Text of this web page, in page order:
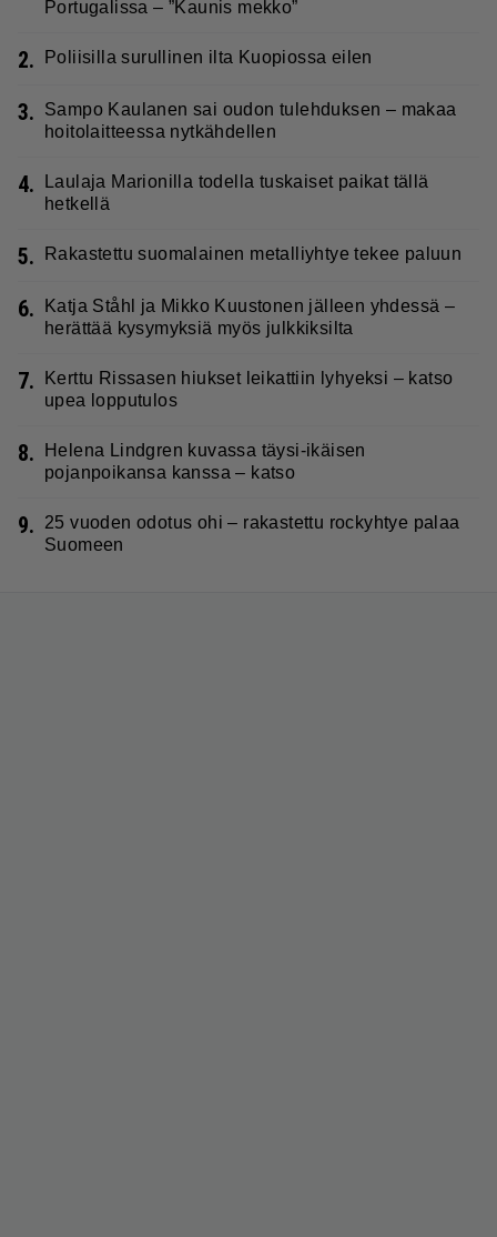
Portugalissa – ”Kaunis mekko”
2. Poliisilla surullinen ilta Kuopiossa eilen
3.
Sampo Kaulanen sai oudon tulehduksen – makaa
hoitolaitteessa nytkähdellen
4.
Laulaja Marionilla todella tuskaiset paikat tällä
hetkellä
5. Rakastettu suomalainen metalliyhtye tekee paluun
6.
Katja Ståhl ja Mikko Kuustonen jälleen yhdessä –
herättää kysymyksiä myös julkkiksilta
7.
Kerttu Rissasen hiukset leikattiin lyhyeksi – katso
upea lopputulos
8.
Helena Lindgren kuvassa täysi-ikäisen
pojanpoikansa kanssa – katso
9.
25 vuoden odotus ohi – rakastettu rockyhtye palaa
Suomeen